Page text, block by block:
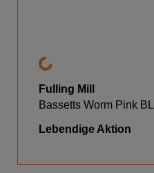
Fulling Mill
Bassetts Worm Pink BL
Lebendige Aktion